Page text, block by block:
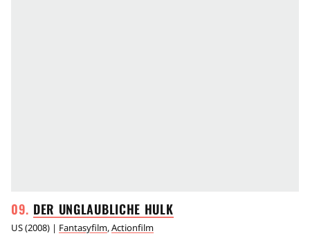
DER UNGLAUBLICHE HULK
US(2008) | Fantasyfilm,Actionfilm